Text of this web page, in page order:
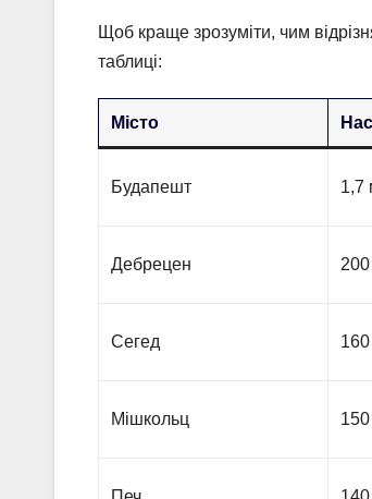
Щоб краще зрозуміти, чим
таблиці:
Місто
Будапешт 1,7
Дебрецен 200
Сегед 160
Мішкольц 150